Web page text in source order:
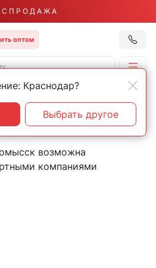
С П Р О Д А Ж А
оптом
товаров в
возможна
компаниями
Краснодар?
Выбрать другое